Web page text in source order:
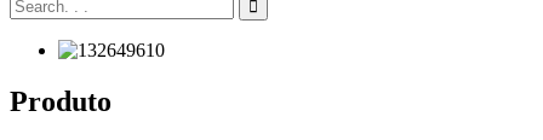
Produto